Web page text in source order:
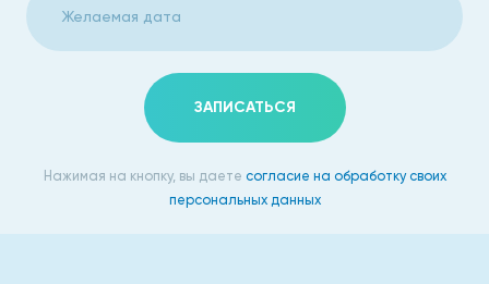
ЗАПИСАТЬСЯ
Нажимая на кнопку, вы даете согласие на обработку своих
персональных данных